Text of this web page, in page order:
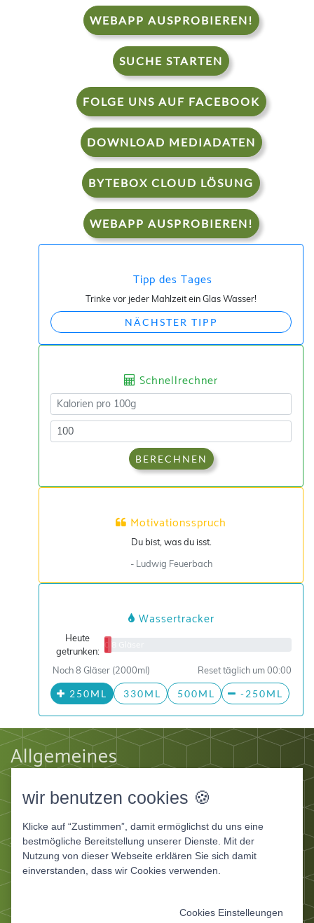
WEBAPP AUSPROBIEREN!
SUCHE STARTEN
FOLGE UNS AUF FACEBOOK
DOWNLOAD MEDIADATEN
BYTEBOX CLOUD LÖSUNG
WEBAPP AUSPROBIEREN!
Tipp des Tages
Trinke vor jeder Mahlzeit ein Glas Wasser!
NÄCHSTER TIPP
Schnellrechner
BERECHNEN
Motivationsspruch
Du bist, was du isst.
- Ludwig Feuerbach
Wassertracker
Heute
getrunken:
0/8 Gläser
Noch 8 Gläser (2000ml) Reset täglich um 00:00
250ML 330ML 500ML -250ML
Allgemeines
Datenschutz
Apps
Ernährungstagebuch Deluxe
wir benutzen cookies 🍪
Klicke auf “Zustimmen”, damit ermöglichst du uns eine
bestmögliche Bereitstellung unserer Dienste. Mit der
Nutzung von dieser Webseite erklären Sie sich damit
einverstanden, dass wir Cookies verwenden.
Cookies Einstelleungen